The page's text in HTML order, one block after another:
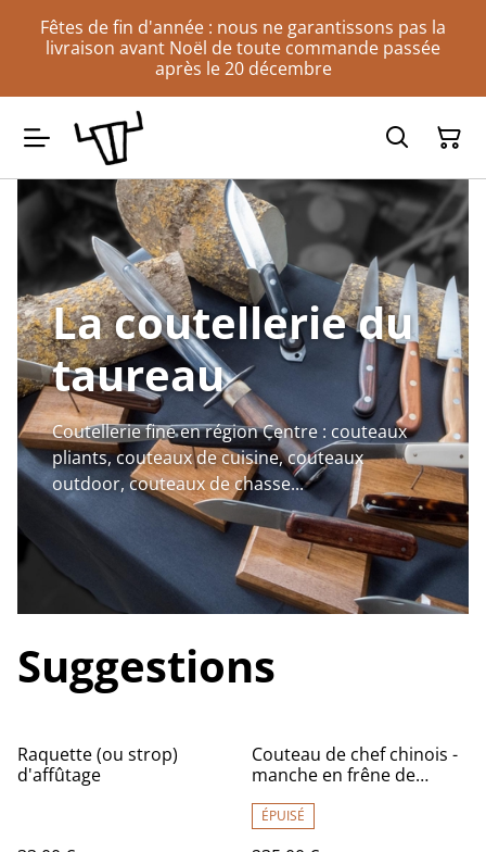
Fêtes de fin d'année : nous ne garantissons pas la
livraison avant Noël de toute commande passée
après le 20 décembre
La coutellerie du
taureau
Coutellerie fine en région Centre : couteaux
pliants, couteaux de cuisine, couteaux
outdoor, couteaux de chasse...
Suggestions
Raquette (ou strop)
d'affûtage
Couteau de chef chinois -
manche en frêne de
carbone
ÉPUISÉ